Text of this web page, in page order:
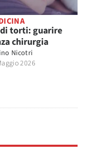
torti: guarire
chirurgia
Nicotri
2026